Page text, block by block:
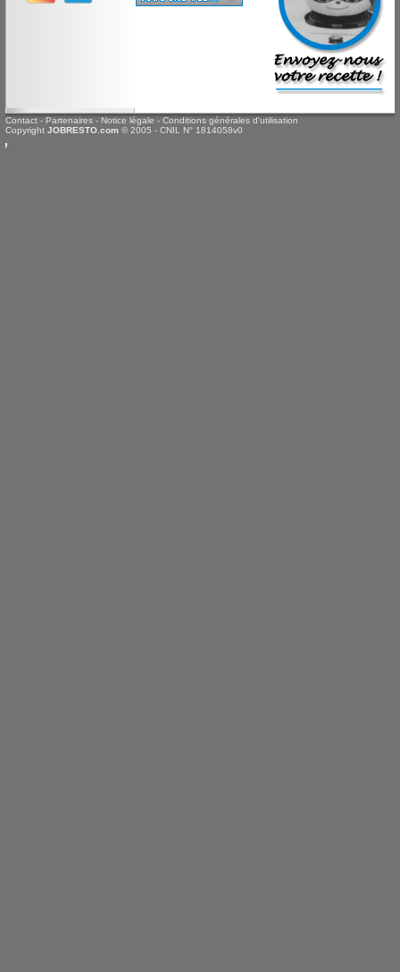
Contact - Partenaires - Notice légale - Conditions générales d'utilisation
Copyright JOBRESTO.com © 2005 - CNIL N° 1814058v0